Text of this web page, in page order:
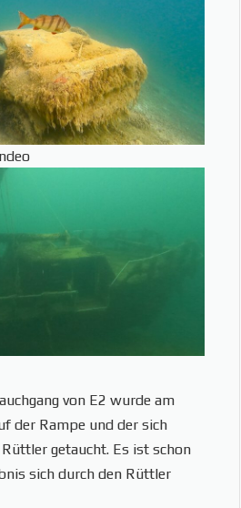
von E2 wurde am
der Rampe und der sich
getaucht. Es ist schon
sich durch den Rüttler